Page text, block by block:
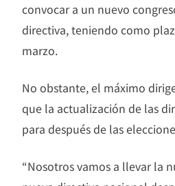
convocar a un nuevo
directiva, teniendo como
marzo.
No obstante, el máximo
que la actualización de las
para después de las
“Nosotros vamos a llevar la